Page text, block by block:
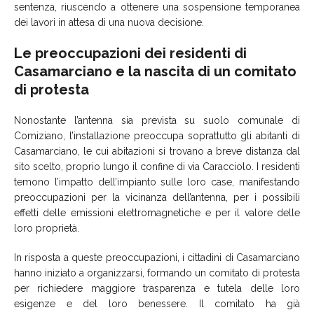
sentenza, riuscendo a ottenere una sospensione temporanea
dei lavori in attesa di una nuova decisione.
Le preoccupazioni dei residenti di
Casamarciano e la nascita di un comitato
di protesta
Nonostante l’antenna sia prevista su suolo comunale di
Comiziano, l’installazione preoccupa soprattutto gli abitanti di
Casamarciano, le cui abitazioni si trovano a breve distanza dal
sito scelto, proprio lungo il confine di via Caracciolo. I residenti
temono l’impatto dell’impianto sulle loro case, manifestando
preoccupazioni per la vicinanza dell’antenna, per i possibili
effetti delle emissioni elettromagnetiche e per il valore delle
loro proprietà.
In risposta a queste preoccupazioni, i cittadini di Casamarciano
hanno iniziato a organizzarsi, formando un comitato di protesta
per richiedere maggiore trasparenza e tutela delle loro
esigenze e del loro benessere. Il comitato ha già